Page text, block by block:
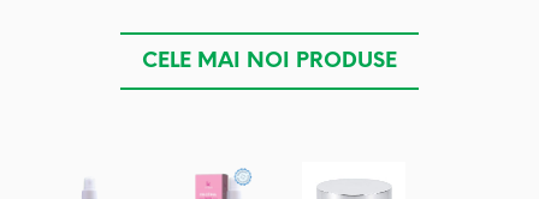
CELE MAI NOI PRODUSE